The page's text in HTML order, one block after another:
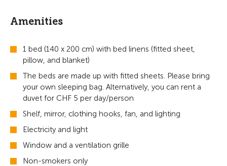
Amenities
1 bed (140 x 200 cm) with bed linens (fitted sheet,
pillow, and blanket)
The beds are made up with fitted sheets. Please bring
your own sleeping bag. Alternatively, you can rent a
duvet for CHF 5 per day/person
Shelf, mirror, clothing hooks, fan, and lighting
Electricity and light
Window and a ventilation grille
Non-smokers only